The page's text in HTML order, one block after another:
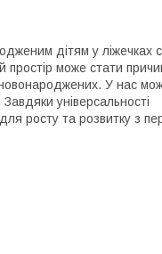
дітям у ліжечках
простір може стати
У нас
універсальності
росту та розвитку з